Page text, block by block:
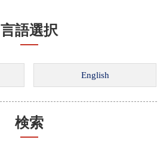
言語選択
検索